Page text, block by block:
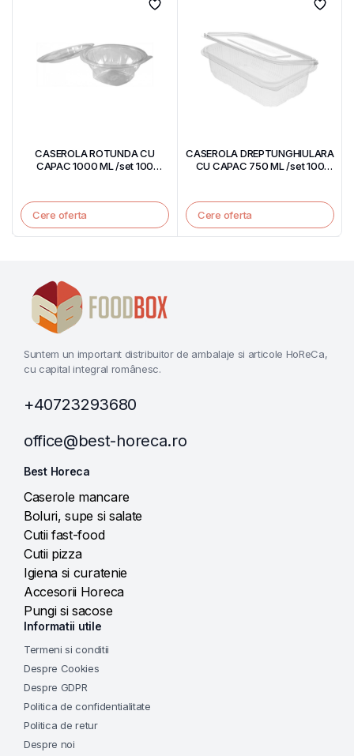
CASEROLA ROTUNDA CU
CAPAC 1000 ML /set 100
Cere oferta
CASEROLA DREPTUNGHIULARA
CU CAPAC 750 ML /set 100
Cere oferta
Suntem un important distribuitor de ambalaje si articole HoReCa,
cu capital integral românesc.
+40723293680
office@best-horeca.ro
Best Horeca
Caserole mancare
Boluri, supe si salate
Cutii fast-food
Cutii pizza
Igiena si curatenie
Accesorii Horeca
Pungi si sacose
Informatii utile
Termeni si conditii
Despre Cookies
Despre GDPR
Politica de confidentialitate
Politica de retur
Despre noi